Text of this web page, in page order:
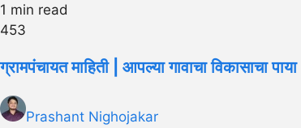
1 min read
453
ग्रामपंचायत माहिती | आपल्या गावाचा विकासाचा पाया
Prashant Nighojakar